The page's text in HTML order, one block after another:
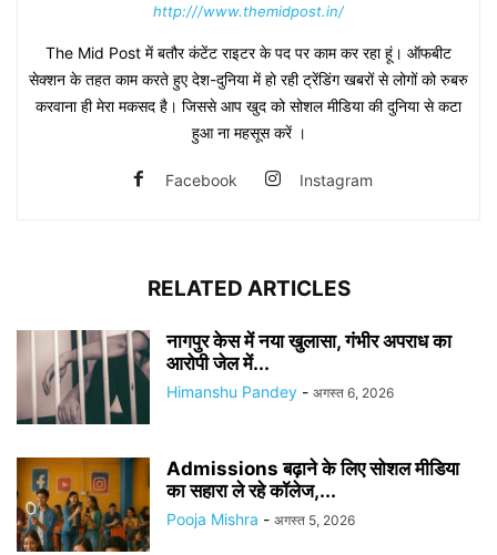
http:///www.themidpost.in/
The Mid Post में बतौर कंटेंट राइटर के पद पर काम कर रहा हूं। ऑफबीट
सेक्शन के तहत काम करते हुए देश-दुनिया में हो रही ट्रेंडिंग खबरों से लोगों को रुबरु
करवाना ही मेरा मकसद है। जिससे आप खुद को सोशल मीडिया की दुनिया से कटा
हुआ ना महसूस करें ।
Facebook Instagram
RELATED ARTICLES
नागपुर केस में नया खुलासा, गंभीर अपराध का
आरोपी जेल में...
Himanshu Pandey - अगस्त 6, 2026
Admissions बढ़ाने के लिए सोशल मीडिया
का सहारा ले रहे कॉलेज,...
Pooja Mishra - अगस्त 5, 2026